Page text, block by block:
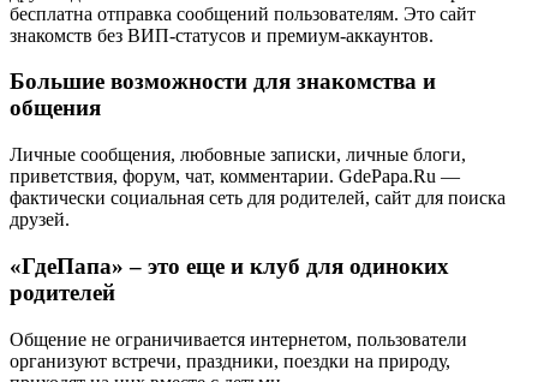
бесплатна отправка сообщений пользователям. Это сайт
знакомств без ВИП-статусов и премиум-аккаунтов.
Большие возможности для знакомства и
общения
Личные сообщения, любовные записки, личные блоги,
приветствия, форум, чат, комментарии. GdePapa.Ru —
фактически социальная сеть для родителей, сайт для поиска
друзей.
«ГдеПапа» – это еще и клуб для одиноких
родителей
Общение не ограничивается интернетом, пользователи
организуют встречи, праздники, поездки на природу,